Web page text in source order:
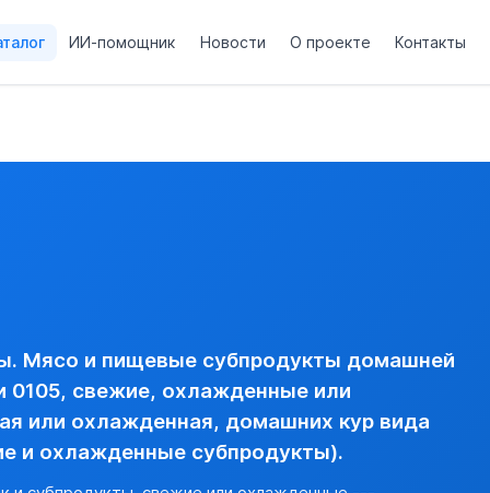
и субпродукты, свежие или охлажденные ---
ВИДА GALLUS DOMESTICUS
ИИ-помощник Новости О проекте Контакты
Мясо и пищевые субпродукты домашней
0105, свежие, охлажденные или
или охлажденная, домашних кур вида
и охлажденные субпродукты).